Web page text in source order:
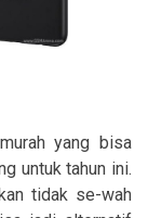
yang bisa
untuk tahun ini.
tidak se-wah